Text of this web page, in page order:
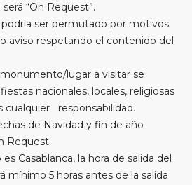
“On Request”.
ser permutado por motivos
aviso respetando el contenido del
lugar a visitar se
nacionales, locales, religiosas
cualquier responsabilidad.
de Navidad y fin de año
Request.
Casablanca, la hora de salida del
mínimo 5 horas antes de la salida